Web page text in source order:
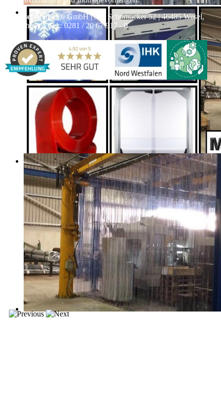
Adresse:Marbex® GmbH | Am Schornacker 52 | 46485 Wesel,
Deutschland | Tel.: 0281 / 20 67 917 - 0